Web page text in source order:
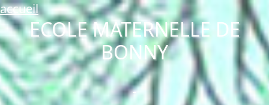
accueil
ECOLE MATERNELLE DE
BONNY